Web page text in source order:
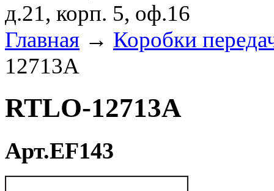
д.21, корп. 5, оф.16
Главная → Коробки
12713A
RTLO-12713A
Арт.EF143